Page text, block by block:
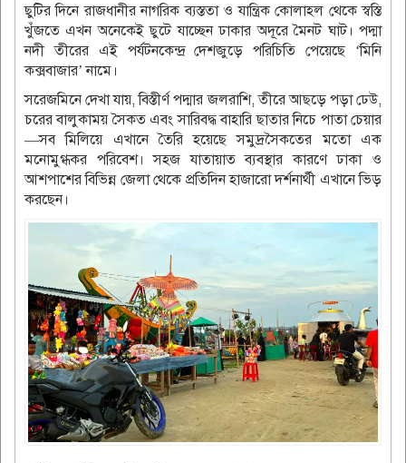
ছুটির দিনে রাজধানীর নাগরিক ব্যস্ততা ও যান্ত্রিক কোলাহল থেকে স্বস্তি
খুঁজতে এখন অনেকেই ছুটে যাচ্ছেন ঢাকার অদূরে মৈনট ঘাট। পদ্মা
নদী তীরের এই পর্যটনকেন্দ্র দেশজুড়ে পরিচিতি পেয়েছে ‘মিনি
কক্সবাজার’ নামে।
সরেজমিনে দেখা যায়, বিস্তীর্ণ পদ্মার জলরাশি, তীরে আছড়ে পড়া ঢেউ,
চরের বালুকাময় সৈকত এবং সারিবদ্ধ বাহারি ছাতার নিচে পাতা চেয়ার
—সব মিলিয়ে এখানে তৈরি হয়েছে সমুদ্রসৈকতের মতো এক
মনোমুগ্ধকর পরিবেশ। সহজ যাতায়াত ব্যবস্থার কারণে ঢাকা ও
আশপাশের বিভিন্ন জেলা থেকে প্রতিদিন হাজারো দর্শনার্থী এখানে ভিড়
করছেন।